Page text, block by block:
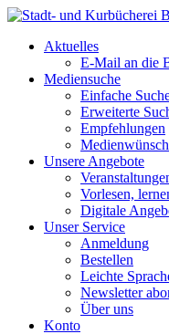
Aktuelles
E-Mail an die
Mediensuche
Einfache
Erweiterte
Empfehlungen
Unsere Angebote
Vorlesen,
Digitale
Unser Service
Anmeldung
Bestellen
Leichte
Newsletter
Über uns
Konto